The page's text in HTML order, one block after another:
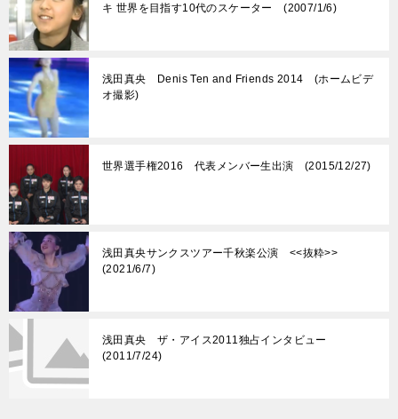
キ 世界を目指す10代のスケーター (2007/1/6)
浅田真央 Denis Ten and Friends 2014 (ホームビデ
オ撮影)
世界選手権2016 代表メンバー生出演 (2015/12/27)
浅田真央サンクスツアー千秋楽公演 <<抜粋>>
(2021/6/7)
浅田真央 ザ・アイス2011独占インタビュー
(2011/7/24)